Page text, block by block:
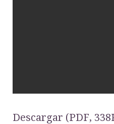
Descargar (PDF,